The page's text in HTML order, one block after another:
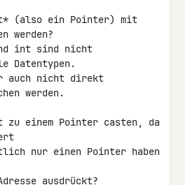
(also ein Pointer) mit
werden?
int sind nicht
Datentypen.
werden.
zu einem Pointer casten, da